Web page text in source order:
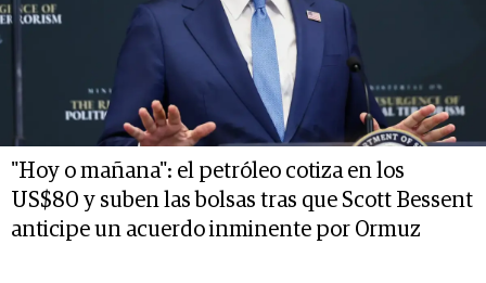
"Hoy o mañana": el petróleo cotiza en los
US$80 y suben las bolsas tras que Scott Bessent
anticipe un acuerdo inminente por Ormuz